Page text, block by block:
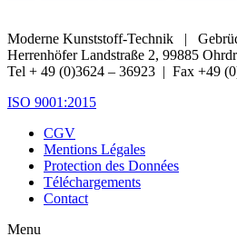
Moderne Kunststoff-Technik |
Herrenhöfer Landstraße 2, 99885
Tel + 49 (0)3624 – 36923 | Fax +49
ISO 9001:2015
CGV
Mentions Légales
Protection des Données
Téléchargements
Contact
Menu